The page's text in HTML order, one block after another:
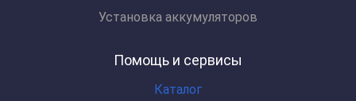
Установка аккумуляторов
Помощь и сервисы
Каталог